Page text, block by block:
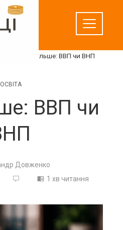
Що більше: ВВП чи ВНП
ОСВІТА
ВВП чи
Довженко
1 хв читання